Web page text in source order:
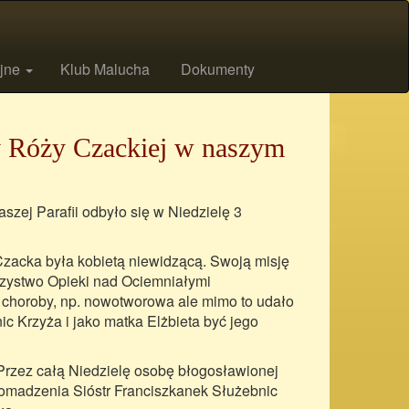
Klub Malucha Dokumenty
Czackiej w naszym
Parafii odbyło się w Niedzielę 3
była kobietą niewidzącą. Swoją misję
Opieki nad Ociemniałymi
np. nowotworowa ale mimo to udało
Krzyża i jako matka Elżbieta być jego
całą Niedzielę osobę błogosławionej
Sióstr Franciszkanek Służebnic